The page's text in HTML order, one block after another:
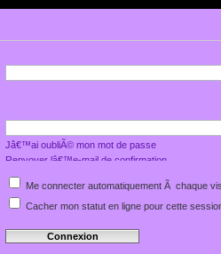
Jâ€™ai oubliÃ© mon mot de passe
Renvoyer lâ€™e-mail de confirmation
Me connecter automatiquement Ã chaque
Cacher mon statut en ligne pour cette